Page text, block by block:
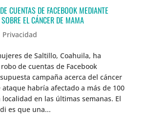
CUENTAS DE FACEBOOK MEDIANTE
EL CÁNCER DE MAMA
Privacidad
de Saltillo, Coahuila, ha
de cuentas de Facebook
campaña acerca del cáncer
ataque habría afectado a más de 100
localidad en las últimas semanas. El
es que una...